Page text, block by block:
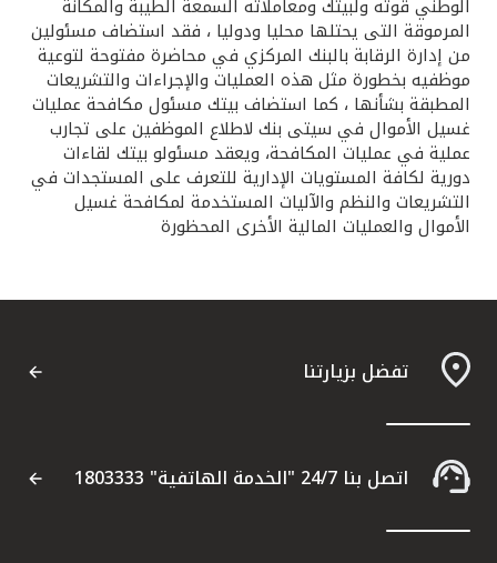
الوطني قوته ولبيتك ومعاملاته السمعة الطيبة والمكانة
المرموقة التى يحتلها محليا ودوليا ، فقد استضاف مسئولين
من إدارة الرقابة بالبنك المركزي في محاضرة مفتوحة لتوعية
موظفيه بخطورة مثل هذه العمليات والإجراءات والتشريعات
المطبقة بشأنها ، كما استضاف بيتك مسئول مكافحة عمليات
غسيل الأموال في سيتى بنك لاطلاع الموظفين على تجارب
عملية في عمليات المكافحة، ويعقد مسئولو بيتك لقاءات
دورية لكافة المستويات الإدارية للتعرف على المستجدات في
التشريعات والنظم والآليات المستخدمة لمكافحة غسيل
الأموال والعمليات المالية الأخرى المحظورة
تفضل بزيارتنا
اتصل بنا 24/7 "الخدمة الهاتفية" 1803333